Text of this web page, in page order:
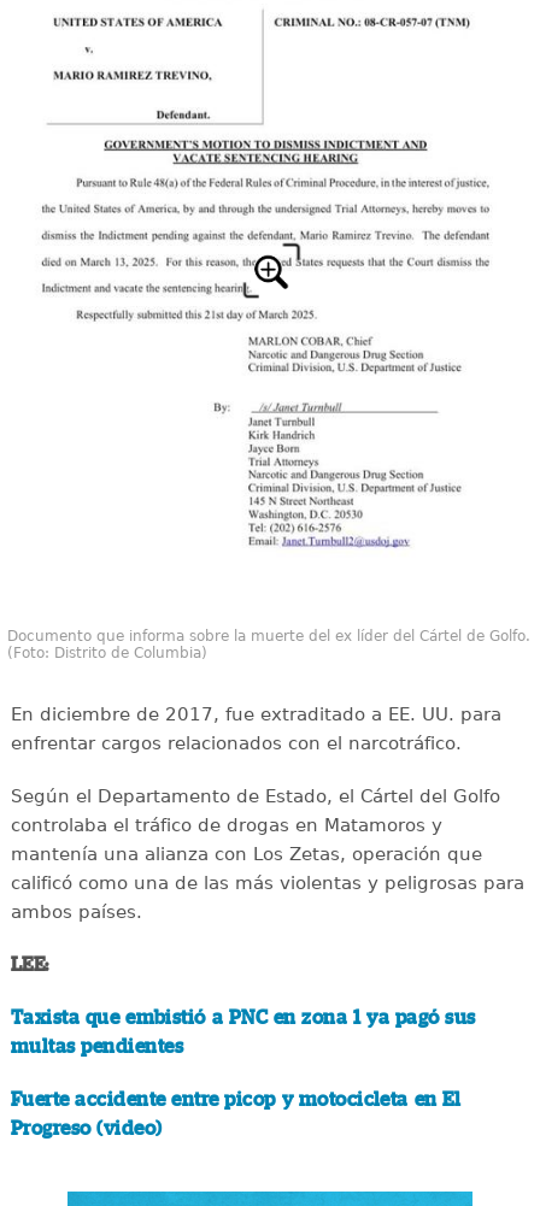
Documento que informa sobre la muerte del ex líder del Cártel de Golfo.
(Foto: Distrito de Columbia)
En diciembre de 2017, fue extraditado a EE. UU. para
enfrentar cargos relacionados con el narcotráfico.
Según el Departamento de Estado, el Cártel del Golfo
controlaba el tráfico de drogas en Matamoros y
mantenía una alianza con Los Zetas, operación que
calificó como una de las más violentas y peligrosas para
ambos países.
LEE:
Taxista que embistió a PNC en zona 1 ya pagó sus
multas pendientes
Fuerte accidente entre picop y motocicleta en El
Progreso (video)